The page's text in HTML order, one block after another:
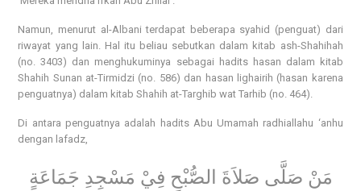
Namun, menurut al-Albani terdapat beberapa syahid (penguat) dari
riwayat yang lain. Hal itu beliau sebutkan dalam kitab ash-Shahihah
(no. 3403) dan menghukuminya sebagai hadits hasan dalam kitab
Shahih Sunan at-Tirmidzi (no. 586) dan hasan lighairih (hasan karena
penguatnya) dalam kitab Shahih at-Targhib wat Tarhib (no. 464).
Di antara penguatnya adalah hadits Abu Umamah radhiallahu ‘anhu
dengan lafadz,
مَنْ صَلَّى صَلاَةَ الصُّبْحِ فِيْ مَسْجِدِ جَمَاعَةٍ